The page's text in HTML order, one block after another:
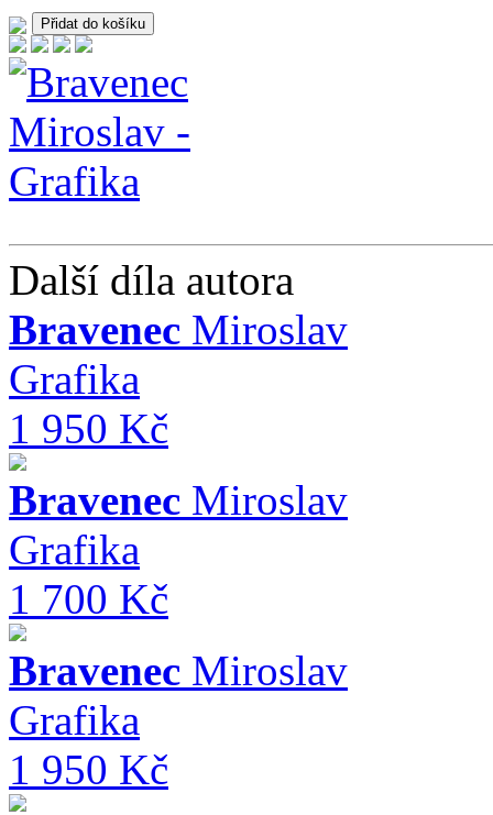
Další díla autora
Bravenec Miroslav
Grafika
1 950 Kč
Bravenec Miroslav
Grafika
1 700 Kč
Bravenec Miroslav
Grafika
1 950 Kč